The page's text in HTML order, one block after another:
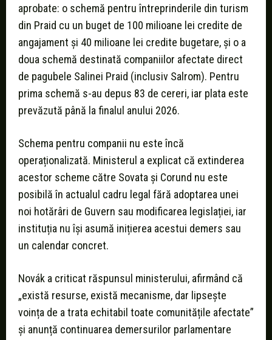
aprobate: o schemă pentru întreprinderile din turism
din Praid cu un buget de 100 milioane lei credite de
angajament și 40 milioane lei credite bugetare, și o a
doua schemă destinată companiilor afectate direct
de pagubele Salinei Praid (inclusiv Salrom). Pentru
prima schemă s-au depus 83 de cereri, iar plata este
prevăzută până la finalul anului 2026.
Schema pentru companii nu este încă
operaționalizată. Ministerul a explicat că extinderea
acestor scheme către Sovata și Corund nu este
posibilă în actualul cadru legal fără adoptarea unei
noi hotărâri de Guvern sau modificarea legislației, iar
instituția nu își asumă inițierea acestui demers sau
un calendar concret.
Novák a criticat răspunsul ministerului, afirmând că
„există resurse, există mecanisme, dar lipsește
voința de a trata echitabil toate comunitățile afectate”
și anunță continuarea demersurilor parlamentare